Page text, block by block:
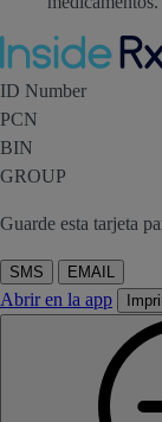
ID Number
PCN
BIN
GROUP
Guarde esta tarjeta
SMS EMAIL
Abrir en la app